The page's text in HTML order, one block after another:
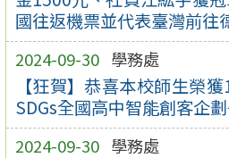
國往返機票並代表臺灣前往
2024-09-30 學務處
【狂賀】恭喜本校師生榮
SDGs全國高中智能創客企
2024-09-30 學務處